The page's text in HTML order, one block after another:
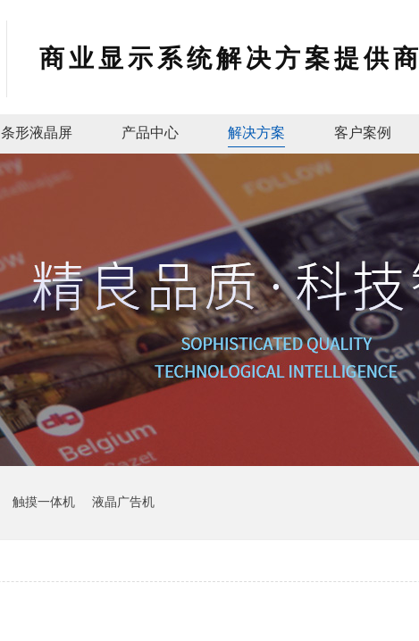
商业显示系统解决方案提供商
条形液晶屏 产品中心 解决方案 客户案例
触摸一体机 液晶广告机